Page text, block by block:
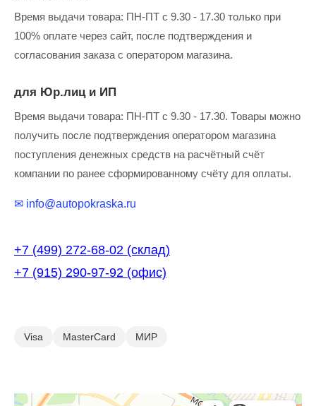
Время выдачи товара: ПН-ПТ с 9.30 - 17.30 только при
100% оплате через сайт, после подтверждения и
согласования заказа с оператором магазина.
для Юр.лиц и ИП
Время выдачи товара: ПН-ПТ с 9.30 - 17.30. Товары можно
получить после подтверждения оператором магазина
поступления денежных средств на расчётный счёт
компании по ранее сформированному счёту для оплаты.
✉ info@autopokraska.ru
+7 (499) 272-68-02 (склад)
+7 (915) 290-97-92 (офис)
Visa MasterCard МИР